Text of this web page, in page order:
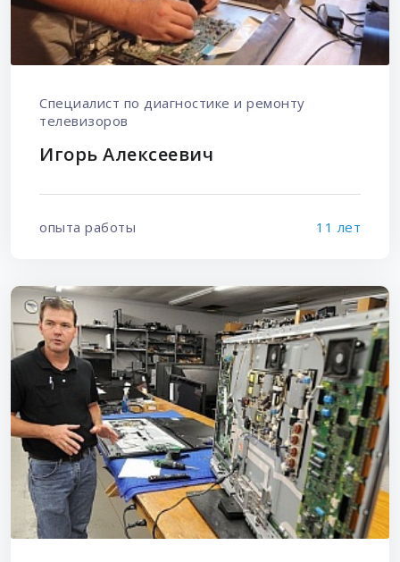
Специалист по диагностике и ремонту
телевизоров
Игорь Алексеевич
опыта работы 11 лет